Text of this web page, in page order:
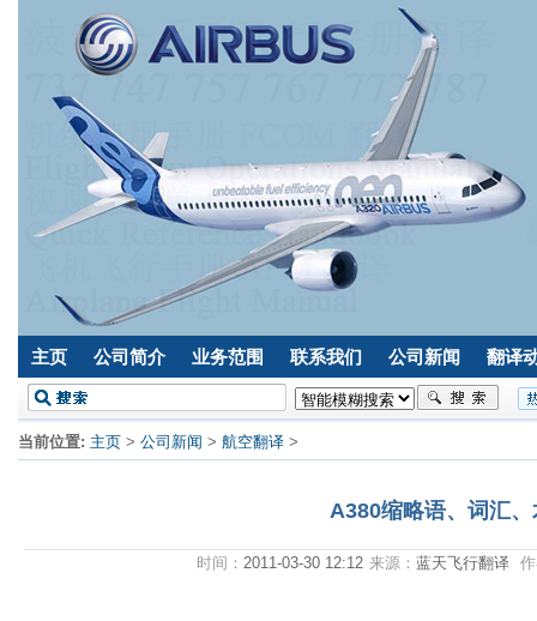
主页 公司简介 业务范围 联系我们 公司新闻 翻译
当前位置: 主页 > 公司新闻 > 航空翻译 >
A380缩略语、词汇、
时间： 2011-03-30 12:12 来源： 蓝天飞行翻译